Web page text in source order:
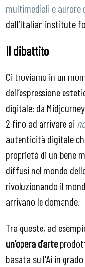
multimediali e aurore
dall’Italian institute
Il dibattito
Ci troviamo in un
dell’espressione
digitale: da
2 fino ad arrivare ai
autenticità digitale
proprietà di un bene
diffusi nel mondo
rivoluzionando il
arrivano le domande.
Tra queste, ad
un’opera d’arte
basata sull'Ai in